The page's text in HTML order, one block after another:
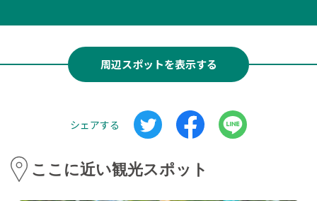
周辺スポットを表示する
シェアする
ここに近い観光スポット